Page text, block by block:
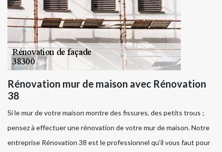
Rénovation mur de maison avec Rénovation
38
Si le mur de votre maison montre des fissures, des petits trous ;
pensez à effectuer une rénovation de votre mur de maison. Notre
entreprise Rénovation 38 est le professionnel qu’il vous faut pour